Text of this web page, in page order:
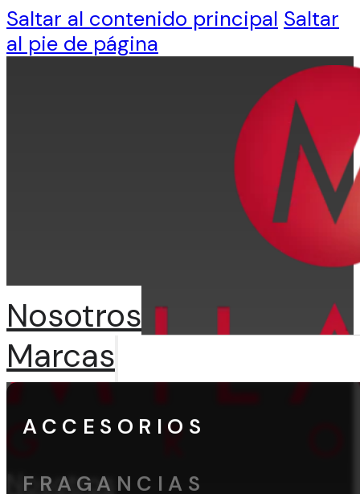
Saltar al contenido principal Saltar
al pie de página
Nosotros
Nosotros
Marcas
ACCESORIOS
FRAGANCIAS